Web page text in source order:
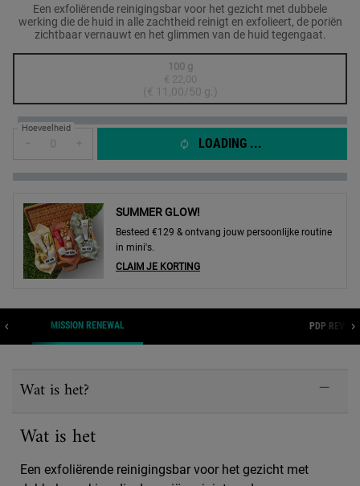
Een exfoliërende reinigingsbar voor het gezicht met dubbele
werking die de huid in alle zachtheid reinigt en exfolieert, de poriën
zichtbaar vernauwt en het glimmen van de huid tegengaat.
Geselecteerd
De productvariant is niet in voorraad, {0}
100 g
€ 22,00
(€ 11,00/50 g.)
, 1 of 1
Hoeveelheid
LOADING ...
SUMMER GLOW!
Besteed €129 & ontvang jouw persoonlijke routine
in mini's.
CLAIM JE KORTING
MISSION RENEWAL PDP
Wat is het?
Wat is het
Een exfoliërende reinigingsbar voor het gezicht met